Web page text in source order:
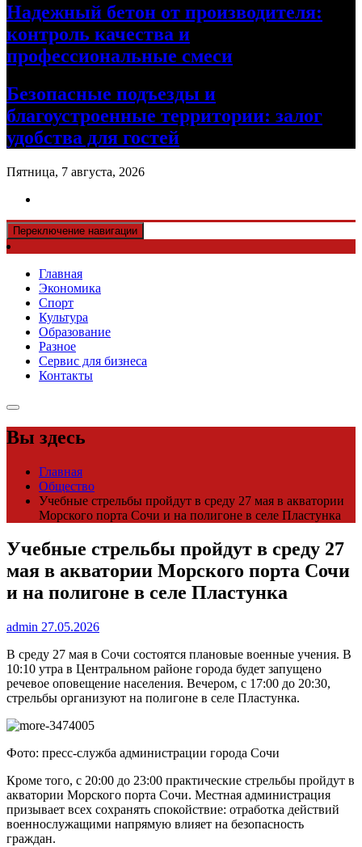
Надежный бетон от производителя:
контроль качества и
профессиональные смеси
Безопасные подъезды и
благоустроенные территории: залог
удобства для гостей
Пятница, 7 августа, 2026
Переключение навигации
Главная
Экономика
Спорт
Культура
Образование
Разное
Сервис для бизнеса
Контакты
Вы здесь
Главная
Общество
Учебные стрельбы пройдут в среду 27 мая в акватории
Морского порта Сочи и на полигоне в селе Пластунка
Учебные стрельбы пройдут в среду 27
мая в акватории Морского порта Сочи
и на полигоне в селе Пластунка
admin 27.05.2026
В среду 27 мая в Сочи состоятся плановые военные учения. В
10:10 утра в Центральном районе города будет запущено
речевое оповещение населения. Вечером, с 17:00 до 20:30,
стрельбы организуют на полигоне в селе Пластунка.
Фото: пресс-служба администрации города Сочи
Кроме того, с 20:00 до 23:00 практические стрельбы пройдут в
акватории Морского порта Сочи. Местная администрация
призывает всех сохранять спокойствие: отработка действий
военнослужащими напрямую влияет на безопасность
граждан.